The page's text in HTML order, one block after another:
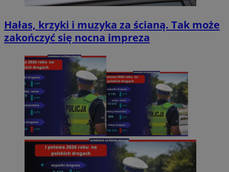
Hałas, krzyki i muzyka za ścianą. Tak może
zakończyć się nocna impreza